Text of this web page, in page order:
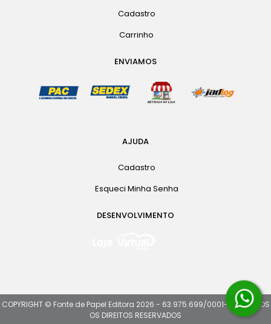
Cadastro
Carrinho
ENVIAMOS
AJUDA
Cadastro
Esqueci Minha Senha
DESENVOLVIMENTO
COPYRIGHT © Fonte de Papel Editora 2026 - 63.975.699/0001-25 - TODOS
OS DIREITOS RESERVADOS